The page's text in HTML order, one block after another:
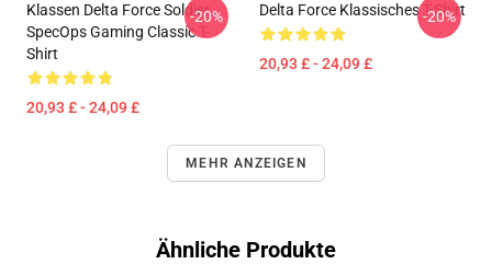
Klassen Delta Force Soldier
SpecOps Gaming Classic T-
Shirt
20,93 £ - 24,09 £
-20% Delta Force Klassisches T-Shirt
20,93 £ - 24,09 £
-20%
MEHR ANZEIGEN
Ähnliche Produkte